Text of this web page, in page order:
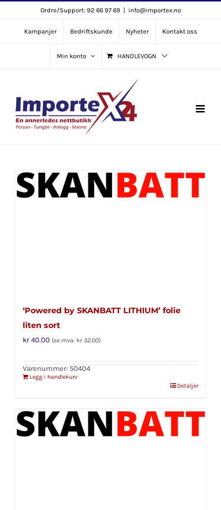
content
Ordre/Support: 92 66 97 69 | info@importex.no
Kampanjer Bedriftskunde Nyheter Kontakt oss
Min konto HANDLEVOGN
‘Powered by SKANBATT LITHIUM’ folie
liten sort
kr40.00 (ex mva: kr 32.00)
Varenummer: 50404
Legg i handlekurv
Detaljer